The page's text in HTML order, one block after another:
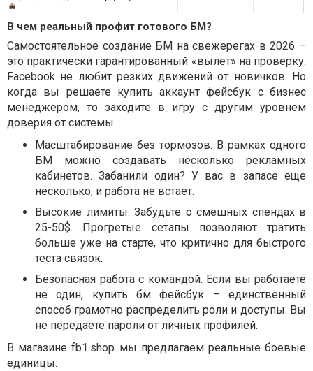
В чем реальный профит готового БМ?
Самостоятельное создание БМ на свежерегах в 2026 –
это практически гарантированный «вылет» на проверку.
Facebook не любит резких движений от новичков. Но
когда вы решаете купить аккаунт фейсбук с бизнес
менеджером, то заходите в игру с другим уровнем
доверия от системы.
Масштабирование без тормозов. В рамках одного
БМ можно создавать несколько рекламных
кабинетов. Забанили один? У вас в запасе еще
несколько, и работа не встает.
Высокие лимиты. Забудьте о смешных спендах в
25-50$. Прогретые сетапы позволяют тратить
больше уже на старте, что критично для быстрого
теста связок.
Безопасная работа с командой. Если вы работаете
не один, купить бм фейсбук – единственный
способ грамотно распределить роли и доступы. Вы
не передаёте пароли от личных профилей.
В магазине fb1.shop мы предлагаем реальные боевые
единицы: